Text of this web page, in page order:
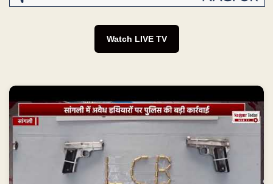
Watch LIVE TV